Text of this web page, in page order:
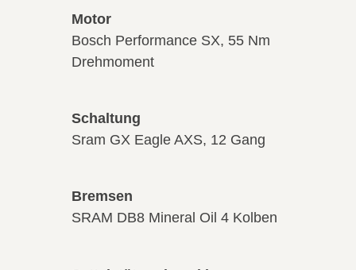
Motor
Bosch Performance SX, 55 Nm
Drehmoment
Schaltung
Sram GX Eagle AXS, 12 Gang
Bremsen
SRAM DB8 Mineral Oil 4 Kolben